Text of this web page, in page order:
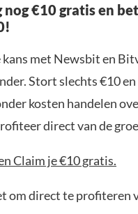
nog €10 gratis en
met Newsbit en
Stort slechts €10
kosten handelen
direct van de
Claim je €10 gratis.
om direct te